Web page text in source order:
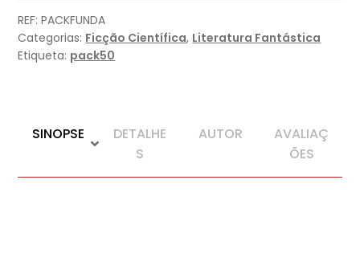
REF:PACKFUNDA
Categorias: Ficção Científica, Literatura Fantástica
Etiqueta: pack50
SINOPSE
DETALHE
S
AUTOR
AVALIAÇ
ÕES